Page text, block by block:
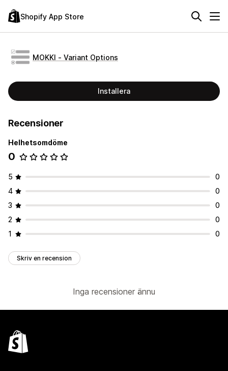
Shopify App Store
MOKKI ‑ Variant Options
Installera
Recensioner
Helhetsomdöme
0
5
0
4
0
3
0
2
0
1
0
Skriv en recension
Inga recensioner ännu